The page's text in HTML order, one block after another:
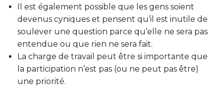
Il est également possible que les gens soient
devenus cyniques et pensent qu’il est inutile de
soulever une question parce qu’elle ne sera pas
entendue ou que rien ne sera fait.
La charge de travail peut être si importante que
la participation n’est pas (ou ne peut pas être)
une priorité.